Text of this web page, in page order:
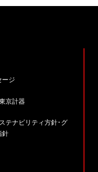
ージ
京計器
テナビリティ方針･グ
針